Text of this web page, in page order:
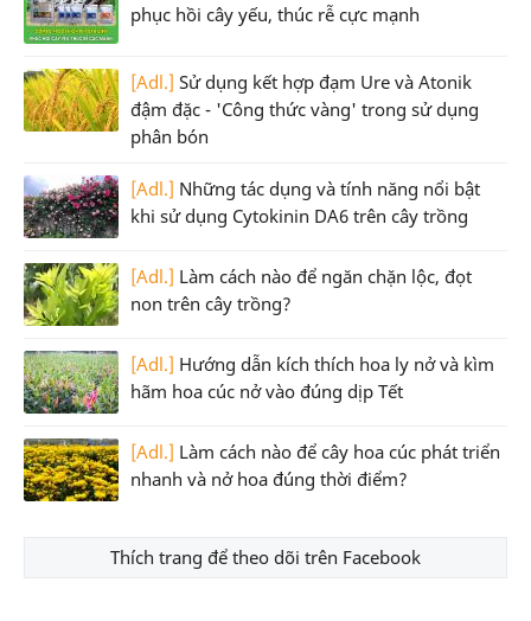
phục hồi cây yếu, thúc rễ cực mạnh
[Adl.] Sử dụng kết hợp đạm Ure và Atonik
đậm đặc - 'Công thức vàng' trong sử dụng
phân bón
[Adl.] Những tác dụng và tính năng nổi bật
khi sử dụng Cytokinin DA6 trên cây trồng
[Adl.] Làm cách nào để ngăn chặn lộc, đọt
non trên cây trồng?
[Adl.] Hướng dẫn kích thích hoa ly nở và kìm
hãm hoa cúc nở vào đúng dịp Tết
[Adl.] Làm cách nào để cây hoa cúc phát triển
nhanh và nở hoa đúng thời điểm?
Thích trang để theo dõi trên Facebook